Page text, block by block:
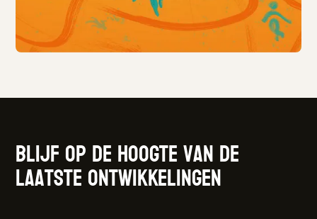
Samen voor een weerbare en wendbare
Blijf op de hoogte van de
laatste ontwikkelingen